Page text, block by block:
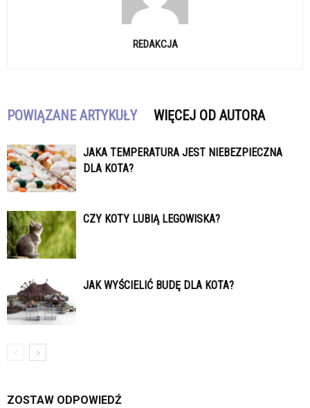
REDAKCJA
POWIĄZANE ARTYKUŁY WIĘCEJ OD AUTORA
JAKA TEMPERATURA JEST NIEBEZPIECZNA
DLA KOTA?
CZY KOTY LUBIĄ LEGOWISKA?
JAK WYŚCIELIĆ BUDĘ DLA KOTA?
ZOSTAW ODPOWIEDŹ